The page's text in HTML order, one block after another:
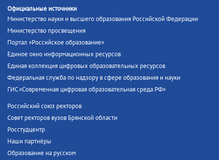
Официальные источники
Министерство науки и высшего образования Российской Федерации
Министерство просвещения
Портал «Российское образование»
Единое окно информационных ресурсов
Единая коллекция цифровых образовательных ресурсов
Федеральная служба по надзору в сфере образования и науки
ГИС «Современная цифровая образовательная среда РФ»
Российский союз ректоров
Совет ректоров вузов Брянской области
Росстудцентр
Наши партнёры
Образование на русском